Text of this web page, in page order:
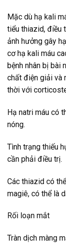
Mặc dù hạ kali
tiểu thiazid, điều
ảnh hưởng gây
cơ hạ kali máu
bệnh nhân bị bài
chất điện giải và
thời với
Hạ natri máu có
nóng.
Tình trạng thiếu
cần phải điều trị.
Các thiazid có
magiê, có thể là
Rối loạn mắt
Tràn dịch màng